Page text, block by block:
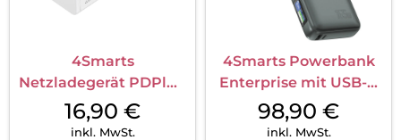
4Smarts
Netzladegerät PDPlug
Slim 30W GaN 1C Weiß
16,90 €
inkl. MwSt.
4Smarts Powerbank
Enterprise mit USB-C
Kabel 20000 mAh
165W Spacegrau
98,90 €
inkl. MwSt.